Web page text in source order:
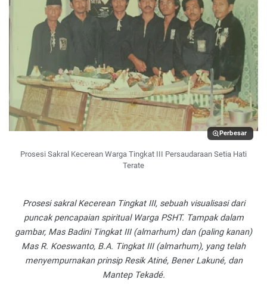
Perbesar
Prosesi Sakral Kecerean Warga Tingkat III Persaudaraan Setia Hati
Terate
Prosesi sakral Kecerean Tingkat III, sebuah visualisasi dari
puncak pencapaian spiritual Warga PSHT. Tampak dalam
gambar, Mas Badini Tingkat III (almarhum) dan (paling kanan)
Mas R. Koeswanto, B.A. Tingkat III (almarhum), yang telah
menyempurnakan prinsip Resik Atiné, Bener Lakuné, dan
Mantep Tekadé.